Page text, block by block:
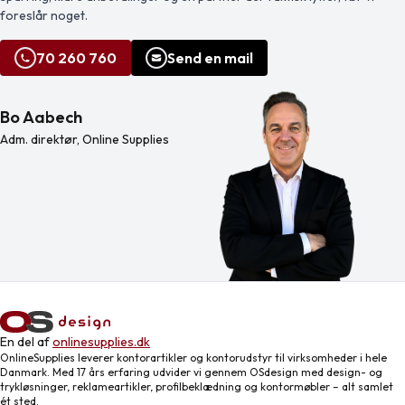
foreslår noget.
70 260 760 Send en mail
Bo Aabech
Adm. direktør, Online Supplies
En del afonlinesupplies.dk
OnlineSupplies leverer kontorartikler og kontorudstyr til virksomheder i hele
Danmark. Med 17 års erfaring udvider vi gennem OSdesign med design- og
trykløsninger, reklameartikler, profilbeklædning og kontormøbler – alt samlet
ét sted.